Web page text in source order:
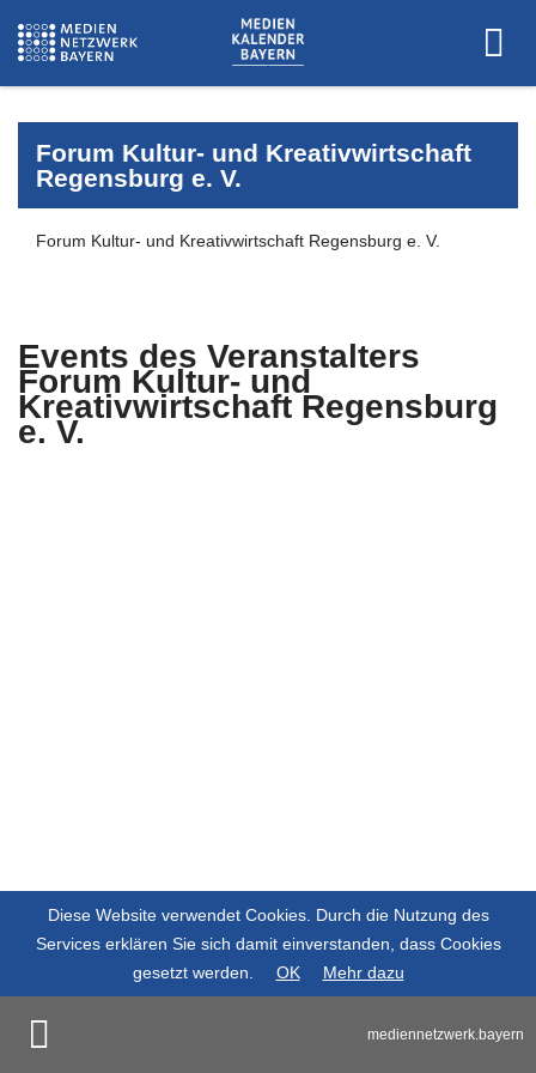
Forum Kultur- und Kreativwirtschaft
Regensburg e. V.
Forum Kultur- und Kreativwirtschaft Regensburg e. V.
Events des Veranstalters
Forum Kultur- und
Kreativwirtschaft Regensburg
e. V.
mediennetzwerk.bayern
Diese Website verwendet Cookies. Durch die Nutzung des
Services erklären Sie sich damit einverstanden, dass Cookies
gesetzt werden.
OK Mehr dazu